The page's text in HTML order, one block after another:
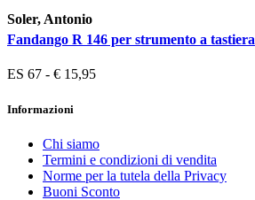
Soler, Antonio
Fandango R 146 per strumento a tastiera
ES 67 - € 15,95
Informazioni
Chi siamo
Termini e condizioni di vendita
Norme per la tutela della Privacy
Buoni Sconto